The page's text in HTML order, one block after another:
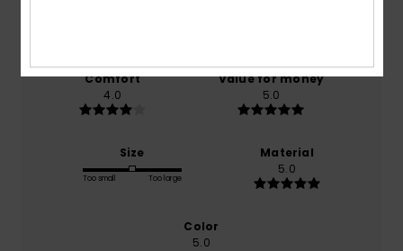
Comfort
4.0
Value for money
5.0
Size
Too small Too large
Material
5.0
Color
5.0